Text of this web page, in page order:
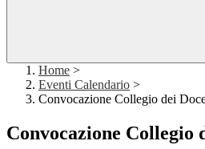
Home >
Eventi Calendario >
Convocazione Collegio dei
Convocazione Collegio